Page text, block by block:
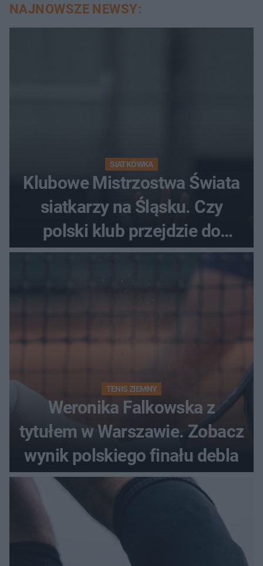
NAJNOWSZE NEWSY:
SIATKÓWKA
Klubowe Mistrzostwa Świata
siatkarzy na Śląsku. Czy
polski klub przejdzie do
historii
TENIS ZIEMNY
Weronika Falkowska z
tytułem w Warszawie. Zobacz
wynik polskiego finału debla